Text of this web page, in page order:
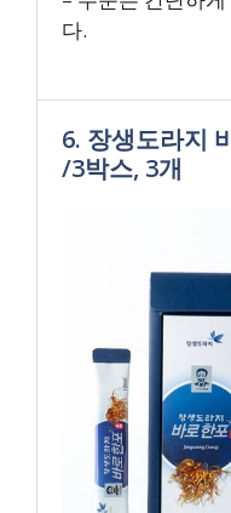
다.
6. 장생도라지
/3박스, 3개